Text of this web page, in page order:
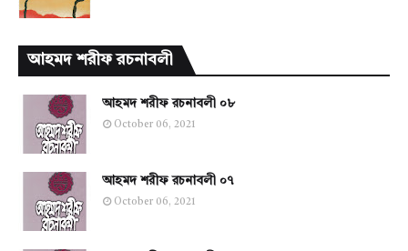
আহমদ শরীফ রচনাবলী
আহমদ শরীফ রচনাবলী ০৮
October 06, 2021
আহমদ শরীফ রচনাবলী ০৭
October 06, 2021